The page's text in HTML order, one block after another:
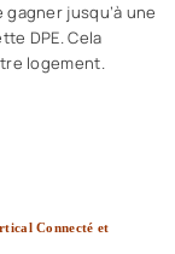
jusqu’à une
DPE. Cela
logement.
Connecté et